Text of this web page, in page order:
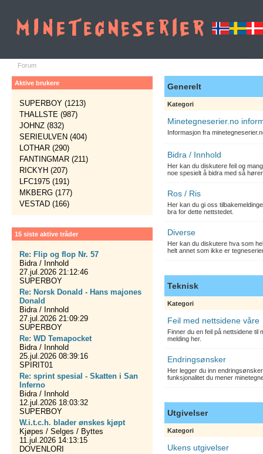
Forum
Aktive brukere
SUPERBOY (1213)
THALLSTE (987)
JOHNZ (832)
SERIEULVEN (404)
LOTHAR (290)
FANTINGMAR (211)
RICKYH (207)
LFC1975 (191)
MKBERG (177)
VESTAD (166)
15 siste aktive tråder
Re: Flip og flop Nr. 57
Bidra / Innhold
27.jul.2026 21:12:46
SUPERBOY
Re: Norsk Donald - Hans majones
Donald
Bidra / Innhold
27.jul.2026 21:09:29
SUPERBOY
Re: WD Temapocket
Bidra / Innhold
25.jul.2026 08:39:16
SPIRIT01
Re: sprint spesial - Skatten i San
Inferno
Bidra / Innhold
12.jul.2026 18:03:32
SUPERBOY
W.i.t.c.h. blader ønskes kjøpt
Kjøpes / Selges / Byttes
11.jul.2026 14:13:15
DOVENLORI
Generelt
Kategori
Minetegneserier.no
Informasjon fra
Bidra / Innhold
Her kan du diskutere feil og
noe spesielt å bidra med så
Ros / Ris
Her kan du gi oss
bra for dette nettstedet.
Diverse
Her kan du diskutere hva som
helt annet som ikke er
Teknisk
Kategori
Feil med nettsidene våre
Finner du en feil på nettsidene til
melding her.
Endringsønsker
Her legger du inn
funksjonalitet du mener
Utgivelser
Kategori
Ukens utgivelser